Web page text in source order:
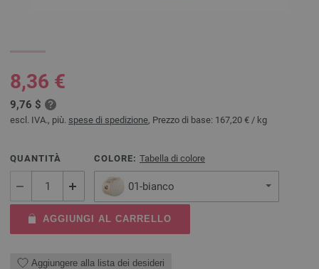
8,36 €
9,76 $
escl. IVA., più. spese di spedizione, Prezzo di base: 167,20 € / kg
QUANTITÀ COLORE: Tabella di colore
01-bianco
AGGIUNGI AL CARRELLO
Aggiungere alla lista dei desideri